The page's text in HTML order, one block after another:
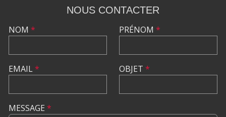
NOUS CONTACTER
NOM *
EMAIL*
PRÉNOM *
OBJET *
MESSAGE *